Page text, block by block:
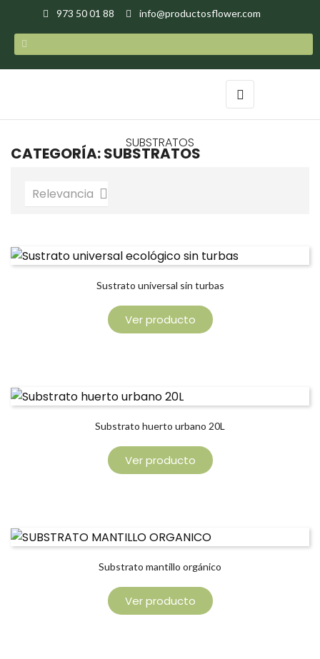
973 50 01 88 info@productosflower.com
Navegación
de
palanca
☰
SUBSTRATOS
CATEGORÍA: SUBSTRATOS
Relevancia 
Sustrato universal sin turbas
Ver producto
Substrato huerto urbano 20L
Ver producto
Substrato mantillo orgánico
Ver producto